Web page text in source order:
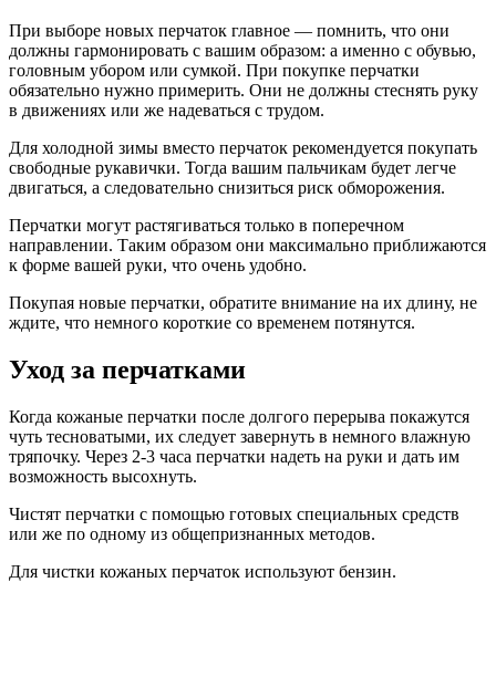
При выборе новых перчаток главное — помнить, что они
должны гармонировать с вашим образом: а именно с обувью,
головным убором или сумкой. При покупке перчатки
обязательно нужно примерить. Они не должны стеснять руку
в движениях или же надеваться с трудом.
Для холодной зимы вместо перчаток рекомендуется покупать
свободные рукавички. Тогда вашим пальчикам будет легче
двигаться, а следовательно снизиться риск обморожения.
Перчатки могут растягиваться только в поперечном
направлении. Таким образом они максимально приближаются
к форме вашей руки, что очень удобно.
Покупая новые перчатки, обратите внимание на их длину, не
ждите, что немного короткие со временем потянутся.
Уход за перчатками
Когда кожаные перчатки после долгого перерыва покажутся
чуть тесноватыми, их следует завернуть в немного влажную
тряпочку. Через 2-3 часа перчатки надеть на руки и дать им
возможность высохнуть.
Чистят перчатки с помощью готовых специальных средств
или же по одному из общепризнанных методов.
Для чистки кожаных перчаток используют бензин.